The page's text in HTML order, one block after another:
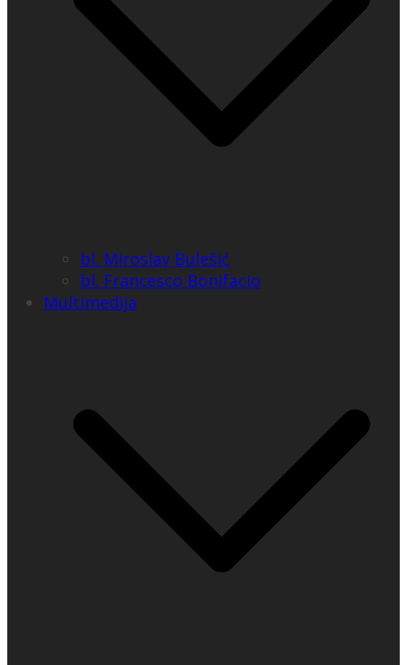
bl. Miroslav Bulešić
bl. Francesco Bonifacio
Multimedija